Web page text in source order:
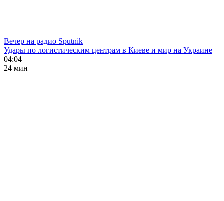
Вечер на радио Sputnik
Удары по логистическим центрам в Киеве и мир на Украине
04:04
24 мин